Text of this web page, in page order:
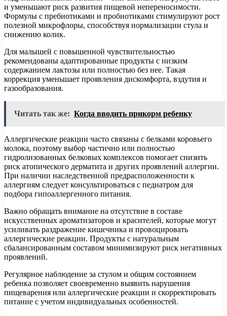
и уменьшают риск развития пищевой непереносимости.
Формулы с пребиотиками и пробиотиками стимулируют рост
полезной микрофлоры, способствуя нормализации стула и
снижению колик.
Для малышей с повышенной чувствительностью
рекомендованы адаптированные продукты с низким
содержанием лактозы или полностью без нее. Такая
коррекция уменьшает проявления дискомфорта, вздутия и
газообразования.
Читать так же: Когда вводить прикорм ребенку
Аллергические реакции часто связаны с белками коровьего
молока, поэтому выбор частично или полностью
гидролизованных белковых комплексов помогает снизить
риск атопического дерматита и других проявлений аллергии.
При наличии наследственной предрасположенности к
аллергиям следует консультироваться с педиатром для
подбора гипоаллергенного питания.
Важно обращать внимание на отсутствие в составе
искусственных ароматизаторов и красителей, которые могут
усиливать раздражение кишечника и провоцировать
аллергические реакции. Продукты с натуральным
сбалансированным составом минимизируют риск негативных
проявлений.
Регулярное наблюдение за стулом и общим состоянием
ребенка позволяет своевременно выявить нарушения
пищеварения или аллергические реакции и скорректировать
питание с учетом индивидуальных особенностей.